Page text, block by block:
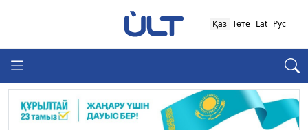
Қаз Төте Lat Рус